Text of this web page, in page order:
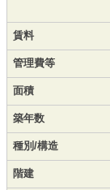
賃料
管理費等
面積
築年数
種別/構造
階建